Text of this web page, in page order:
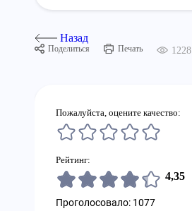
Назад
Поделиться Печать 1228
Пожалуйста, оцените качество:
Рейтинг:
4,35
Проголосовало: 1077